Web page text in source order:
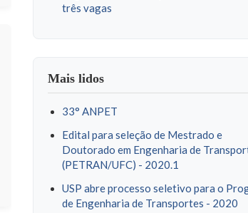
três vagas
Mais lidos
33° ANPET
Edital para seleção de Mestrado e
Doutorado em Engenharia de
(PETRAN/UFC) - 2020.1
USP abre processo seletivo para o
de Engenharia de Transportes - 2020